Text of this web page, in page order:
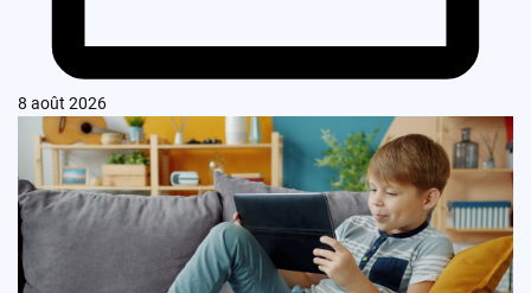
8 août 2026